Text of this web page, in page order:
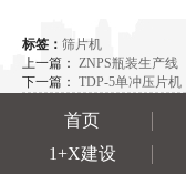
标签： 筛片机
上一篇： ZNPS瓶装生产线
下一篇： TDP-5单冲压片机
首页
1+X建设